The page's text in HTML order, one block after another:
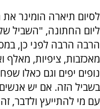
לסיום תיארה הומינר
ליום החתונה, "השביל
הרבה הרבה לפני כן,
מאכזבות, ציפיות, מאלף
נופים יפים וגם כאלו
בשביל הזה. אם יש
עם מי להתייעץ ולדבר,